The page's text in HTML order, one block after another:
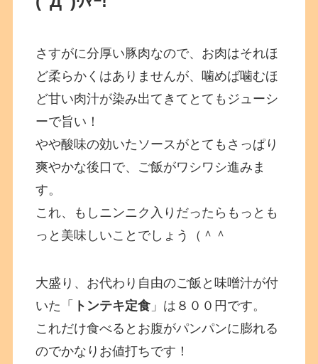
さすがに分厚い豚肉なので、お肉はそれほ
ど柔らかくはありませんが、噛めば噛むほ
ど甘い肉汁が染み出てきてとてもジューシ
ーで旨い！
やや酸味の効いたソースがとてもさっぱり
爽やかな後口で、ご飯がワシワシ進みま
す。
これ、もしニンニク入りだったらもっとも
っと美味しいことでしょう（＾＾
大盛り、お代わり自由のご飯と味噌汁が付
いた「
トンテキ定食 」は８００円です。
これだけ食べるとお腹がパンパンに膨れる
のでかなりお値打ちです！